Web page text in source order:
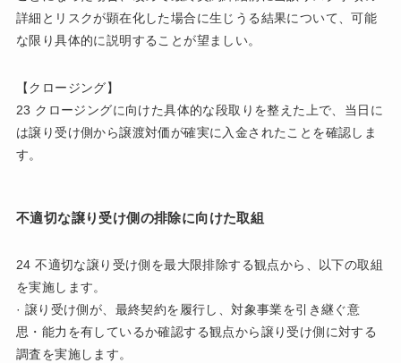
詳細とリスクが顕在化した場合に生じうる結果について、可能
な限り具体的に説明することが望ましい。
【クロージング】
23 クロージングに向けた具体的な段取りを整えた上で、当日に
は譲り受け側から譲渡対価が確実に入金されたことを確認しま
す。
不適切な譲り受け側の排除に向けた取組
24 不適切な譲り受け側を最大限排除する観点から、以下の取組
を実施します。
· 譲り受け側が、最終契約を履行し、対象事業を引き継ぐ意
思・能力を有しているか確認する観点から譲り受け側に対する
調査を実施します。